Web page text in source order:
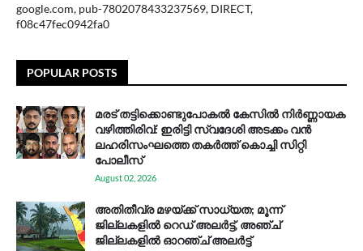
google.com, pub-7802078433237569, DIRECT,
f08c47fec0942fa0
POPULAR POSTS
മരട് തട്ടിക്കൊണ്ടുപോകൽ കേസിൽ നിർണ്ണായക
വഴിത്തിരിവ്: ഇരിട്ടി സ്വദേശി അടക്കം വൻ
ലഹരിസംഘത്തെ തകർത്ത് കൊച്ചി സിറ്റി
പോലീസ്
August 02, 2026
അതിതീവ്ര മഴയ്ക്ക് സാധ്യത; മൂന്ന്
ജില്ലകളിൽ റെഡ് അലർട്ട്, അഞ്ച്
ജില്ലകളിൽ ഓറഞ്ച് അലർട്ട്